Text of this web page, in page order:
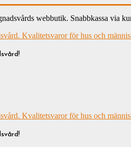
webbutik. Snabbkassa via